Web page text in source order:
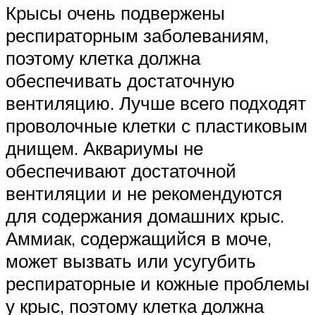
Крысы очень подвержены
респираторным заболеваниям,
поэтому клетка должна
обеспечивать достаточную
вентиляцию. Лучше всего подходят
проволочные клетки с пластиковым
днищем. Аквариумы не
обеспечивают достаточной
вентиляции и не рекомендуются
для содержания домашних крыс.
Аммиак, содержащийся в моче,
может вызвать или усугубить
респираторные и кожные проблемы
у крыс, поэтому клетка должна